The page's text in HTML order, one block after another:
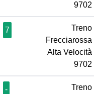
9702
7
Treno
Frecciarossa
Alta Velocità
9702
-
Treno